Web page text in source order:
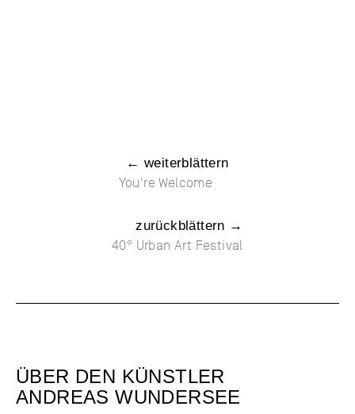
← weiterblättern
You're Welcome
zurückblättern →
40° Urban Art Festival
ÜBER DEN KÜNSTLER
ANDREAS WUNDERSEE